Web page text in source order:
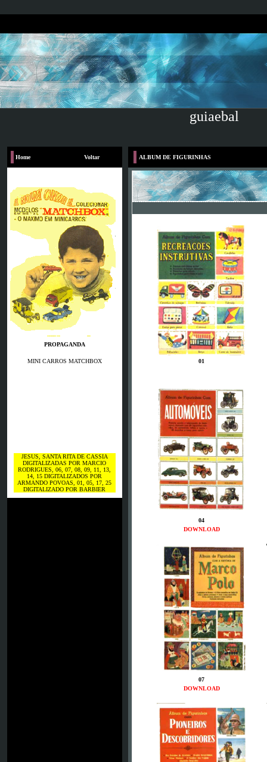
guiaebal
Home Voltar
PROPAGANDA
MINI CARROS MATCHBOX
JESUS, SANTA RITA DE CASSIA
DIGITALIZADAS POR MARCIO
RODRIGUES, 06, 07, 08, 09, 11, 13,
14, 15 DIGITALIZADOS POR
ARMANDO POVOAS, 01, 05, 17, 25
DIGITALIZADO POR BARBIER
ALBUM DE FIGURINHAS
01
04
DOWNLOAD
07
DOWNLOAD